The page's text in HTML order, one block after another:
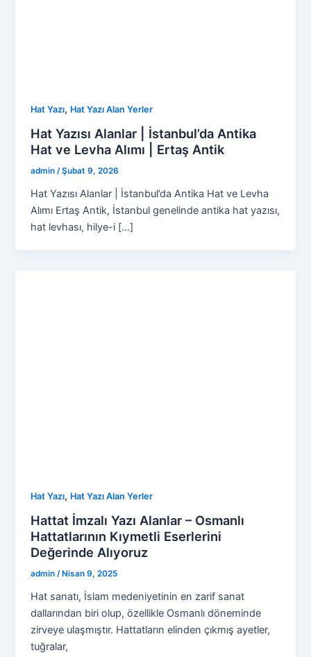
Hat Yazı, Hat Yazı Alan Yerler
Hat Yazısı Alanlar | İstanbul’da Antika
Hat ve Levha Alımı | Ertaş Antik
admin /Şubat 9, 2026
Hat Yazısı Alanlar | İstanbul’da Antika Hat ve Levha
Alımı Ertaş Antik, İstanbul genelinde antika hat yazısı,
hat levhası, hilye-i […]
Hat Yazı, Hat Yazı Alan Yerler
Hattat İmzalı Yazı Alanlar – Osmanlı
Hattatlarının Kıymetli Eserlerini
Değerinde Alıyoruz
admin /Nisan 9, 2025
Hat sanatı, İslam medeniyetinin en zarif sanat
dallarından biri olup, özellikle Osmanlı döneminde
zirveye ulaşmıştır. Hattatların elinden çıkmış ayetler,
tuğralar,